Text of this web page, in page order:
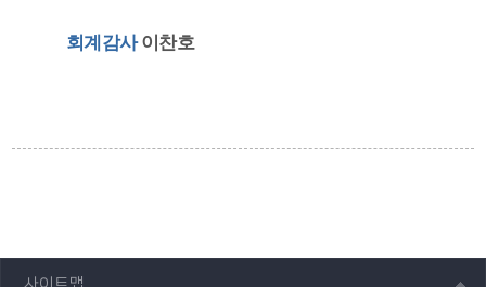
회계감사 이찬호